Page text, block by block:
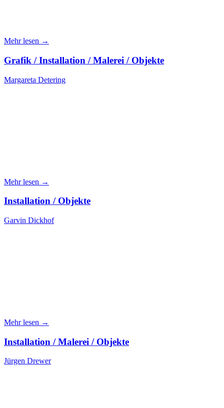
Mehr lesen →
Grafik / Installation / Malerei / Objekte
Margareta Detering
Mehr lesen →
Installation / Objekte
Garvin Dickhof
Mehr lesen →
Installation / Malerei / Objekte
Jürgen Drewer